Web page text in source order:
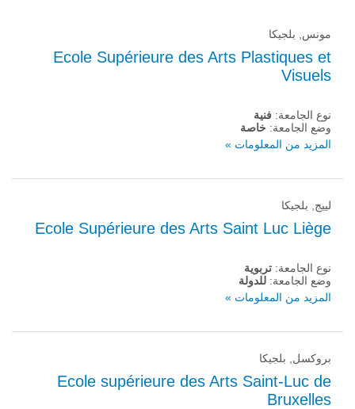
مونس, بلجيكا
Ecole Supérieure des Arts Plastiques et
Visuels
نوع الجامعة: فنية
وضع الجامعة: خاصة
المزيد من المعلومات »
لييج, بلجيكا
Ecole Supérieure des Arts Saint Luc Liège
نوع الجامعة: تربوية
وضع الجامعة: للدولة
المزيد من المعلومات »
بروكسل, بلجيكا
Ecole supérieure des Arts Saint-Luc de
Bruxelles